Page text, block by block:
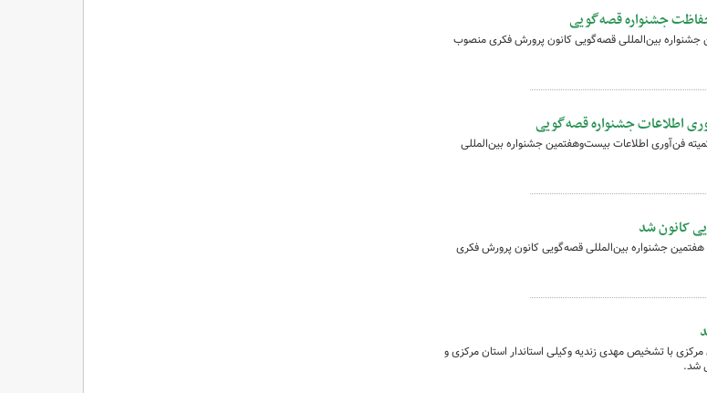
جشنواره قصه‌گویی
بین‌المللی قصه‌گویی کانون پرورش فکری منصوب
اطلاعات جشنواره قصه‌گویی
فن‌آوری اطلاعات بیست‌وهفتمین جشنواره بین‌المللی
کانون شد
جشنواره بین‌المللی قصه‌گویی کانون پرورش فکری
با تشخیص مهدی زندیه وکیلی استاندار استان مرکزی و
شد.